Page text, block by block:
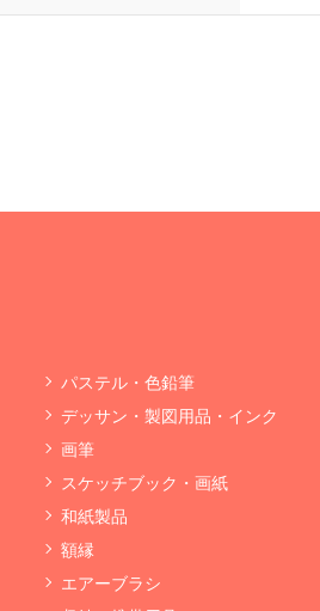
パステル・色鉛筆
デッサン・製図用品・インク
画筆
スケッチブック・画紙
和紙製品
額縁
エアーブラシ